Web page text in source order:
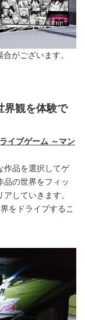
がございます。
界観を体験で
イブゲーム ～マン
作品を選択してゲ
品の世界をフィッ
していきます。
をドライブするこ